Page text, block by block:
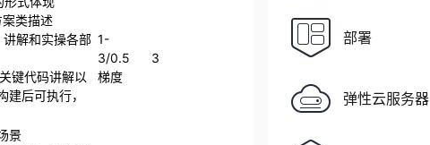
类描述
解和实操各部
键代码讲解以
建后可执行，
1-
3/0.5
梯度
3
景
部署
弹性云服务器